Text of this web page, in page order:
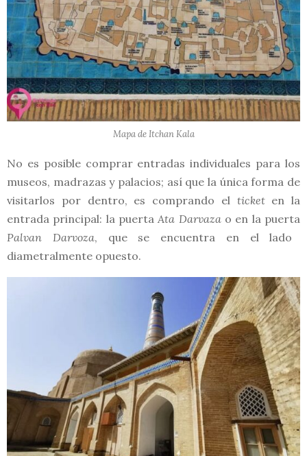
Mapa de Itchan Kala
No es posible comprar entradas individuales para los
museos, madrazas y palacios; así que la única forma de
visitarlos por dentro, es comprando el ticketen la
entrada principal: la puerta Ata Darvaza o en la puerta
Palvan Darvoza, que se encuentra en el lado
diametralmente opuesto.